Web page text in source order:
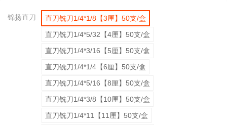
锦扬直刀
直刀铣刀1/4*1/8【3厘】50支/盒
直刀铣刀1/4*5/32【4厘】50支/盒
直刀铣刀1/4*3/16【5厘】50支/盒
直刀铣刀1/4*1/4【6厘】50支/盒
直刀铣刀1/4*5/16【8厘】50支/盒
直刀铣刀1/4*3/8【10厘】50支/盒
直刀铣刀1/4*11【11厘】50支/盒